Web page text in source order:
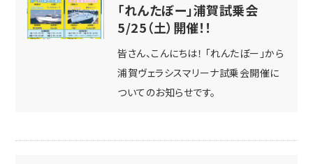
「れんたぼー」浦賀試乗会
5/25（土）開催！！
皆さん、こんにちは！ 「れんたぼー」から
浦賀ヴェラシスマリーナ試乗会開催に
ついてのお知らせです。